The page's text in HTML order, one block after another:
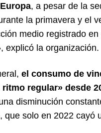
, a pesar de la
la primavera y el
medio registrado en
explicó la organización.
el consumo de
regular» desde
disminución
que solo en 2022 cayó